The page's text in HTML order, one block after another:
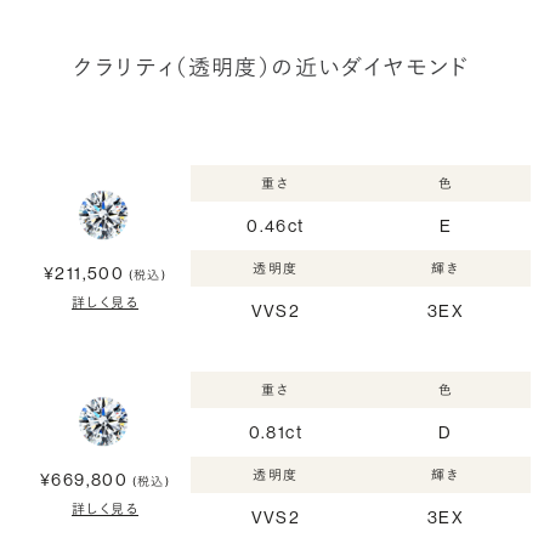
クラリティ（透明度）の近いダイヤモンド
¥211,500 (税込)
詳しく見る
重さ
0.46ct
色
E
透明度
VVS2
輝き
3EX
¥669,800 (税込)
詳しく見る
重さ
0.81ct
色
D
透明度
VVS2
輝き
3EX